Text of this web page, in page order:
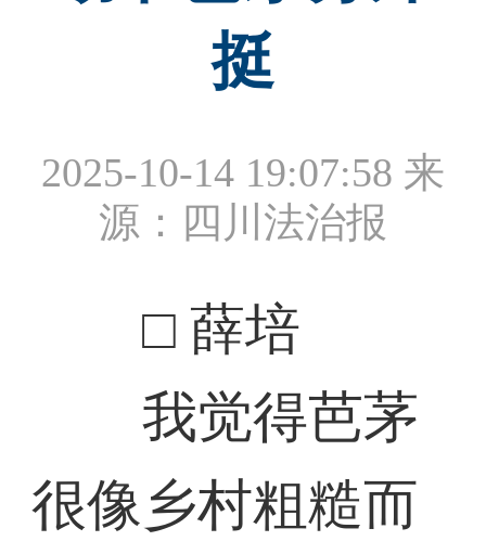
挺
2025-10-14 19:07:58 来
源：四川法治报
□ 薛培
我觉得芭茅
很像乡村粗糙而